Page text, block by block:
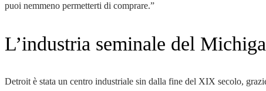
puoi nemmeno permetterti di comprare.”
L’industria seminale del
Detroit è stata un centro industriale sin dalla fine del XIX secolo,